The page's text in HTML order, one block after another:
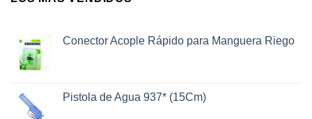
Conector Acople Rápido para Manguera Riego
Pistola de Agua 937* (15Cm)